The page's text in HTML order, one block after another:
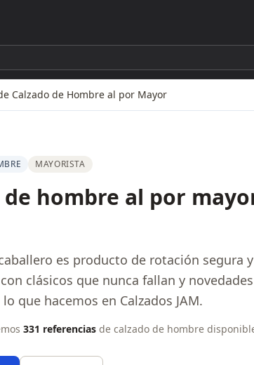
Calzado de Hombre al por Mayor
MAYORISTA
de hombre al por
es producto de rotación
clásicos que nunca fallan y
que hacemos en Calzados JAM.
331 referencias de calzado de hombre